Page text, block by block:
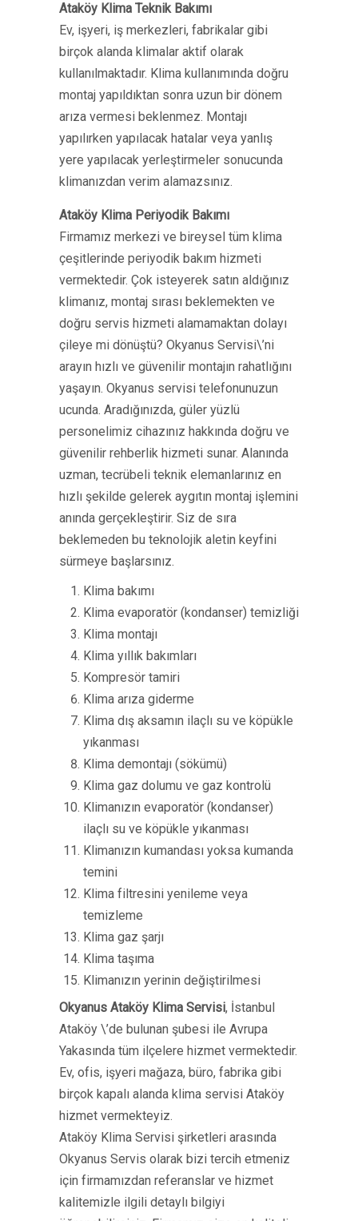
Ataköy Klima Teknik Bakımı
Ev, işyeri, iş merkezleri, fabrikalar gibi
birçok alanda klimalar aktif olarak
kullanılmaktadır. Klima kullanımında doğru
montaj yapıldıktan sonra uzun bir dönem
arıza vermesi beklenmez. Montajı
yapılırken yapılacak hatalar veya yanlış
yere yapılacak yerleştirmeler sonucunda
klimanızdan verim alamazsınız.
Ataköy Klima Periyodik Bakımı
Firmamız merkezi ve bireysel tüm klima
çeşitlerinde periyodik bakım hizmeti
vermektedir. Çok isteyerek satın aldığınız
klimanız, montaj sırası beklemekten ve
doğru servis hizmeti alamamaktan dolayı
çileye mi dönüştü? Okyanus Servisi\’ni
arayın hızlı ve güvenilir montajın rahatlığını
yaşayın. Okyanus servisi telefonunuzun
ucunda. Aradığınızda, güler yüzlü
personelimiz cihazınız hakkında doğru ve
güvenilir rehberlik hizmeti sunar. Alanında
uzman, tecrübeli teknik elemanlarınız en
hızlı şekilde gelerek aygıtın montaj işlemini
anında gerçekleştirir. Siz de sıra
beklemeden bu teknolojik aletin keyfini
sürmeye başlarsınız.
Klima bakımı
Klima evaporatör (kondanser) temizliği
Klima montajı
Klima yıllık bakımları
Kompresör tamiri
Klima arıza giderme
Klima dış aksamın ilaçlı su ve köpükle
yıkanması
Klima demontajı (sökümü)
Klima gaz dolumu ve gaz kontrolü
Klimanızın evaporatör (kondanser)
ilaçlı su ve köpükle yıkanması
Klimanızın kumandası yoksa kumanda
temini
Klima filtresini yenileme veya
temizleme
Klima gaz şarjı
Klima taşıma
Klimanızın yerinin değiştirilmesi
Okyanus Ataköy Klima Servisi, İstanbul
Ataköy \’de bulunan şubesi ile Avrupa
Yakasında tüm ilçelere hizmet vermektedir.
Ev, ofis, işyeri mağaza, büro, fabrika gibi
birçok kapalı alanda klima servisi Ataköy
hizmet vermekteyiz.
Ataköy Klima Servisi şirketleri arasında
Okyanus Servis olarak bizi tercih etmeniz
için firmamızdan referanslar ve hizmet
kalitemizle ilgili detaylı bilgiyi